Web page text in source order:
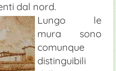
dal nord.
Lungo le
mura sono
comunque
distinguibili